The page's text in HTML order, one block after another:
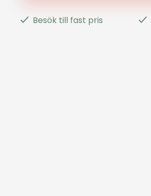
Besök till fast pris